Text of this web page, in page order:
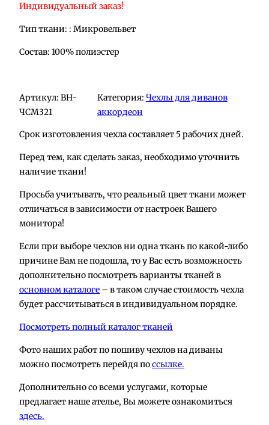
Индивидуальный заказ!
Тип ткани: : Микровельвет
Состав: 100% полиэстер
Артикул: BH-
ЧСМ321
Категория: Чехлы для диванов
аккордеон
Срок изготовления чехла составляет 5 рабочих дней.
Перед тем, как сделать заказ, необходимо уточнить
наличие ткани!
Просьба учитывать, что реальный цвет ткани может
отличаться в зависимости от настроек Вашего
монитора!
Если при выборе чехлов ни одна ткань по какой-либо
причине Вам не подошла, то у Вас есть возможность
дополнительно посмотреть варианты тканей в
основном каталоге – в таком случае стоимость чехла
будет рассчитываться в индивидуальном порядке.
Посмотреть полный каталог тканей
Фото наших работ по пошиву чехлов на диваны
можно посмотреть перейдя поссылке.
Дополнительно со всеми услугами, которые
предлагает наше ателье, Вы можете ознакомиться
здесь.